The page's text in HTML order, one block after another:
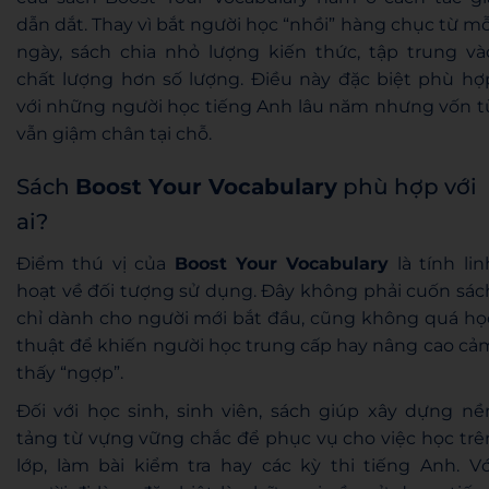
dẫn dắt. Thay vì bắt người học “nhồi” hàng chục từ
ngày, sách chia nhỏ lượng kiến thức, tập trung
chất lượng hơn số lượng. Điều này đặc biệt phù
với những người học tiếng Anh lâu năm nhưng vốn
vẫn giậm chân tại chỗ.
Sách Boost Your Vocabulary phù hợp với
ai?
Điểm thú vị của Boost Your Vocabulary là tính
hoạt về đối tượng sử dụng. Đây không phải cuốn
chỉ dành cho người mới bắt đầu, cũng không quá
thuật để khiến người học trung cấp hay nâng cao
thấy “ngợp”.
Đối với học sinh, sinh viên, sách giúp xây dựng
tảng từ vựng vững chắc để phục vụ cho việc học
lớp, làm bài kiểm tra hay các kỳ thi tiếng Anh.